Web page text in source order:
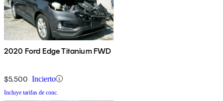
2020 Ford Edge Titanium FWD
$5,500 Incierto
Incluye tarifas de conc.